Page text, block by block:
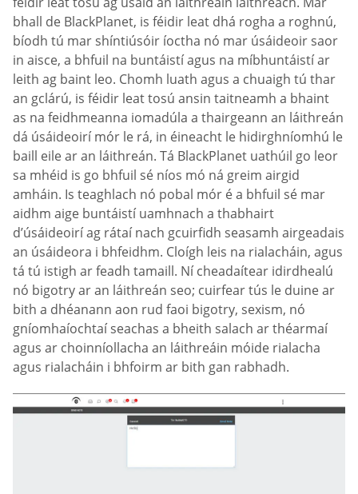
bhall de BlackPlanet, is féidir leat dhá rogha a roghnú,
bíodh tú mar shíntiúsóir íoctha nó mar úsáideoir saor
in aisce, a bhfuil na buntáistí agus na míbhuntáistí ar
leith ag baint leo. Chomh luath agus a chuaigh tú thar
an gclárú, is féidir leat tosú ansin taitneamh a bhaint
as na feidhmeanna iomadúla a thairgeann an láithreán
dá úsáideoirí mór le rá, in éineacht le hidirghníomhú le
baill eile ar an láithreán. Tá BlackPlanet uathúil go leor
sa mhéid is go bhfuil sé níos mó ná greim airgid
amháin. Is teaghlach nó pobal mór é a bhfuil sé mar
aidhm aige buntáistí uamhnach a thabhairt
d’úsáideoirí ag rátaí nach gcuirfidh seasamh airgeadais
an úsáideora i bhfeidhm. Cloígh leis na rialacháin, agus
tá tú istigh ar feadh tamaill. Ní cheadaítear idirdhealú
nó bigotry ar an láithreán seo; cuirfear tús le duine ar
bith a dhéanann aon rud faoi bigotry, sexism, nó
gníomhaíochtaí seachas a bheith salach ar théarmaí
agus ar choinníollacha an láithreáin móide rialacha
agus rialacháin i bhfoirm ar bith gan rabhadh.